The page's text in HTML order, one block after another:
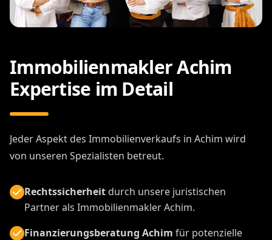
Immobilienmakler Achim
Expertise im Detail
Jeder Aspekt des Immobilienverkaufs in Achim wird
von unseren Spezialisten betreut.
Rechtssicherheitdurch unsere juristischen
Partner als Immobilienmakler Achim.
Finanzierungsberatung Achim für potenzielle